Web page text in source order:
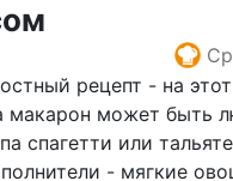
рецепт - на
макарон может быть
спагетти или
- мягкие